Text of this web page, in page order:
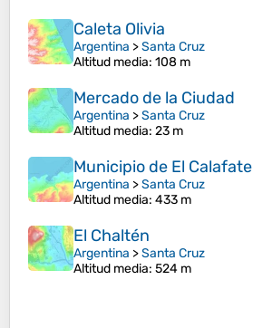
Caleta Olivia
Argentina >Santa Cruz
Altitud media: 108 m
Mercado de la Ciudad
Argentina >Santa Cruz
Altitud media: 23 m
Municipio de El Calafate
Argentina >Santa Cruz
Altitud media: 433 m
El Chaltén
Argentina >Santa Cruz
Altitud media: 524 m